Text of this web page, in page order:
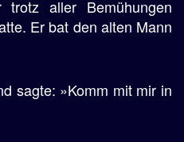
aller Bemühungen
Er bat den alten Mann
sagte: »Komm mit mir in